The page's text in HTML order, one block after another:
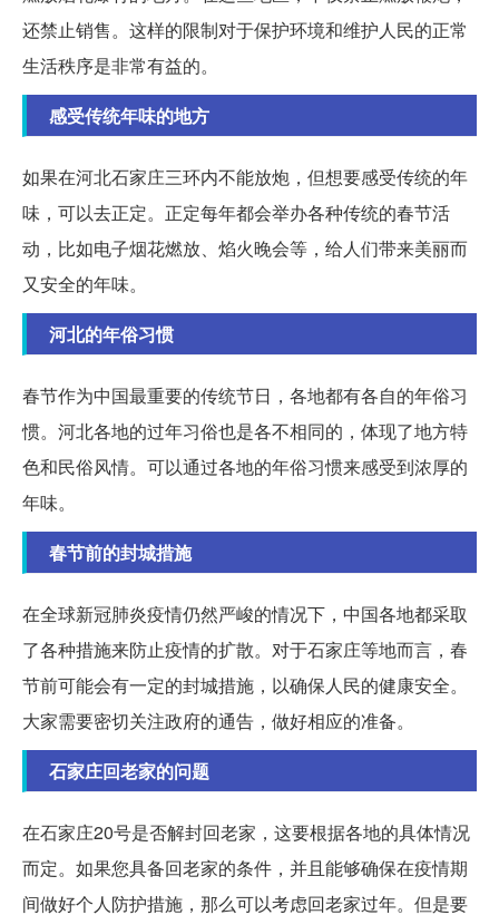
还禁止销售。这样的限制对于保护环境和维护人民的正常
生活秩序是非常有益的。
感受传统年味的地方
如果在河北石家庄三环内不能放炮，但想要感受传统的年
味，可以去正定。正定每年都会举办各种传统的春节活
动，比如电子烟花燃放、焰火晚会等，给人们带来美丽而
又安全的年味。
河北的年俗习惯
春节作为中国最重要的传统节日，各地都有各自的年俗习
惯。河北各地的过年习俗也是各不相同的，体现了地方特
色和民俗风情。可以通过各地的年俗习惯来感受到浓厚的
年味。
春节前的封城措施
在全球新冠肺炎疫情仍然严峻的情况下，中国各地都采取
了各种措施来防止疫情的扩散。对于石家庄等地而言，春
节前可能会有一定的封城措施，以确保人民的健康安全。
大家需要密切关注政府的通告，做好相应的准备。
石家庄回老家的问题
在石家庄20号是否解封回老家，这要根据各地的具体情况
而定。如果您具备回老家的条件，并且能够确保在疫情期
间做好个人防护措施，那么可以考虑回老家过年。但是要